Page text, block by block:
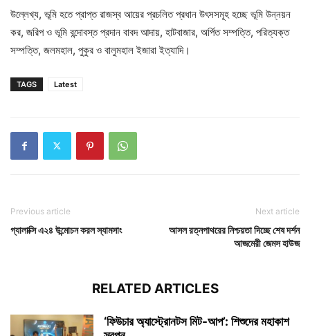
উল্লেখ্য, ভূমি হতে প্রাপ্ত রাজস্ব আয়ের প্রচলিত প্রধান উৎসসমূহ হচ্ছে ভূমি উন্নয়ন
কর, জরিপ ও ভূমি বন্দোবস্ত প্রদান বাবদ আদায়, হাটবাজার, অর্পিত সম্পত্তি, পরিত্যক্ত
সম্পত্তি, জলমহাল, পুকুর ও বালুমহাল ইজারা ইত্যাদি।
TAGS Latest
Previous article
গ্যালাক্সি এ২৪ উন্মোচন করল স্যামসাং
Next article
আসল রত্নপাথরের নিশ্চয়তা দিচ্ছে শেষ দর্শন
আজমেরী জেমস হাউজ
RELATED ARTICLES
‘ফিউচার অ্যাস্ট্রোনটস মিট-আপ’: শিশুদের মহাকাশ